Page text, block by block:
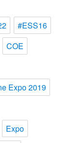
#ESS16
COE
Expo 2019
Expo